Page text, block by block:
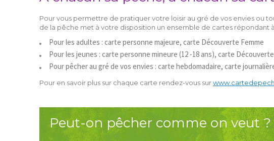
Pour vous permettre de pratiquer votre loisir au gré de vos envies ou
de la pêche met à votre disposition un ensemble de cartes répondant
Pour les adultes : carte personne majeure, carte Découverte Femme
Pour les jeunes : carte personne mineure (12 -18 ans), carte
Pour pêcher au gré de vos envies : carte hebdomadaire, carte
Pour en savoir plus sur chaque carte rendez-vous sur
Peut-on pêcher comme on veut ?